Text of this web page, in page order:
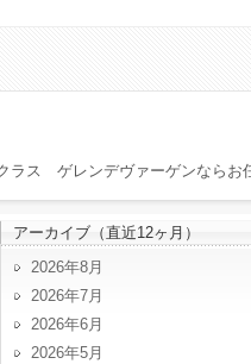
ラス ゲレンデヴァーゲンならお
アーカイブ（直近12ヶ月）
2026年8月
2026年7月
2026年6月
2026年5月